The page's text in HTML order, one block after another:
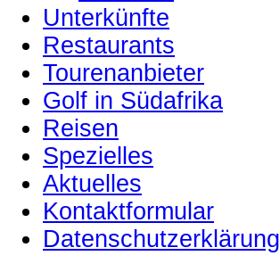
Unterkünfte
Restaurants
Tourenanbieter
Golf in Südafrika
Reisen
Spezielles
Aktuelles
Kontaktformular
Datenschutzerklärung